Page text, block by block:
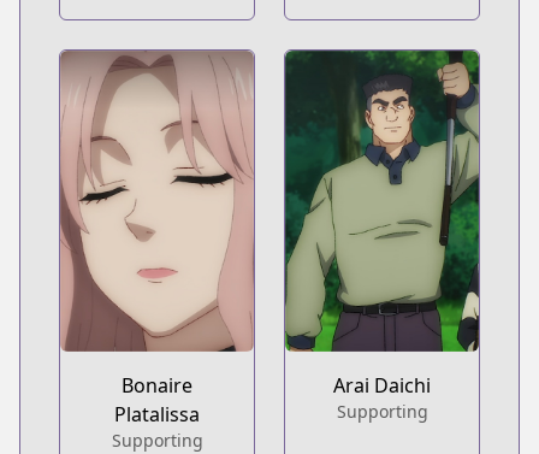
Arai Daichi
Supporting
Bonaire
Platalissa
Supporting